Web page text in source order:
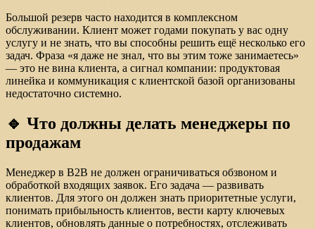
Большой резерв часто находится в комплексном
обслуживании. Клиент может годами покупать у вас одну
услугу и не знать, что вы способны решить ещё несколько его
задач. Фраза «я даже не знал, что вы этим тоже занимаетесь»
— это не вина клиента, а сигнал компании: продуктовая
линейка и коммуникация с клиентской базой организованы
недостаточно системно.
🔹 Что должны делать менеджеры по
продажам
Менеджер в B2B не должен ограничиваться обзвоном и
обработкой входящих заявок. Его задача — развивать
клиентов. Для этого он должен знать приоритетные услуги,
понимать прибыльность клиентов, вести карту ключевых
клиентов, обновлять данные о потребностях, отслеживать